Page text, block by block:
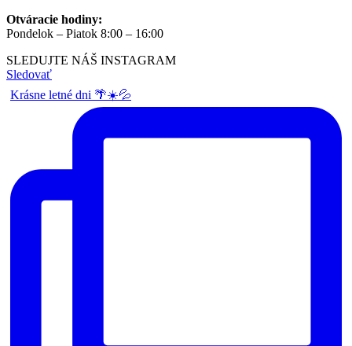
Otváracie hodiny:
Pondelok – Piatok 8:00 – 16:00
SLEDUJTE NÁŠ INSTAGRAM
Sledovať
Krásne letné dni 🌴☀️💦